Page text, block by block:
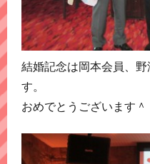
結婚記念は岡本会員、
す。
おめでとうございます＾